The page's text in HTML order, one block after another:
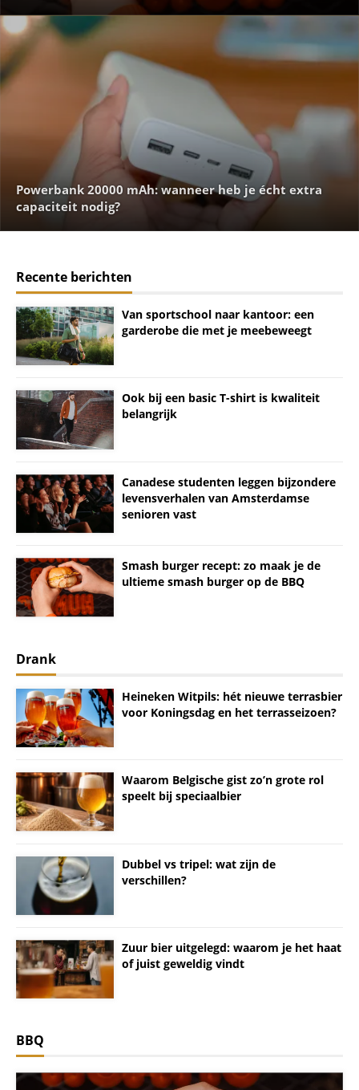
Powerbank 20000 mAh: wanneer heb je écht extra
capaciteit nodig?
Recente berichten
Van sportschool naar kantoor: een
garderobe die met je meebeweegt
Ook bij een basic T-shirt is kwaliteit
belangrijk
Canadese studenten leggen bijzondere
levensverhalen van Amsterdamse
senioren vast
Smash burger recept: zo maak je de
ultieme smash burger op de BBQ
Drank
Heineken Witpils: hét nieuwe terrasbier
voor Koningsdag en het terrasseizoen?
Waarom Belgische gist zo’n grote rol
speelt bij speciaalbier
Dubbel vs tripel: wat zijn de
verschillen?
Zuur bier uitgelegd: waarom je het haat
of juist geweldig vindt
BBQ